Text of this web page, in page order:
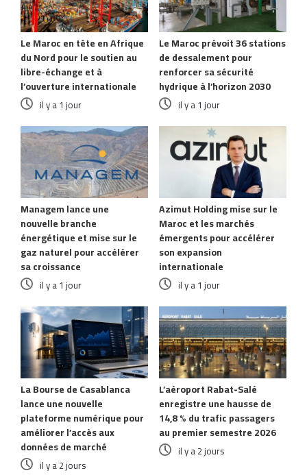
Le Maroc en tête en Afrique
du Nord pour le soutien au
libre-échange et à
l’ouverture internationale
il y a 1 jour
Le Maroc prévoit 36 stations
de dessalement pour
renforcer sa sécurité
hydrique à l’horizon 2030
il y a 1 jour
Managem lance une
nouvelle branche
énergétique et mise sur le
gaz naturel pour accélérer
sa croissance
il y a 1 jour
Azimut Holding mise sur le
Maroc et les marchés
émergents pour accélérer
son expansion
internationale
il y a 1 jour
La Bourse de Casablanca
lance une nouvelle
plateforme numérique pour
améliorer l’accès aux
données de marché
il y a 2 jours
L’aéroport Rabat-Salé
enregistre une hausse de
14,8 % du trafic passagers
au premier semestre 2026
il y a 2 jours